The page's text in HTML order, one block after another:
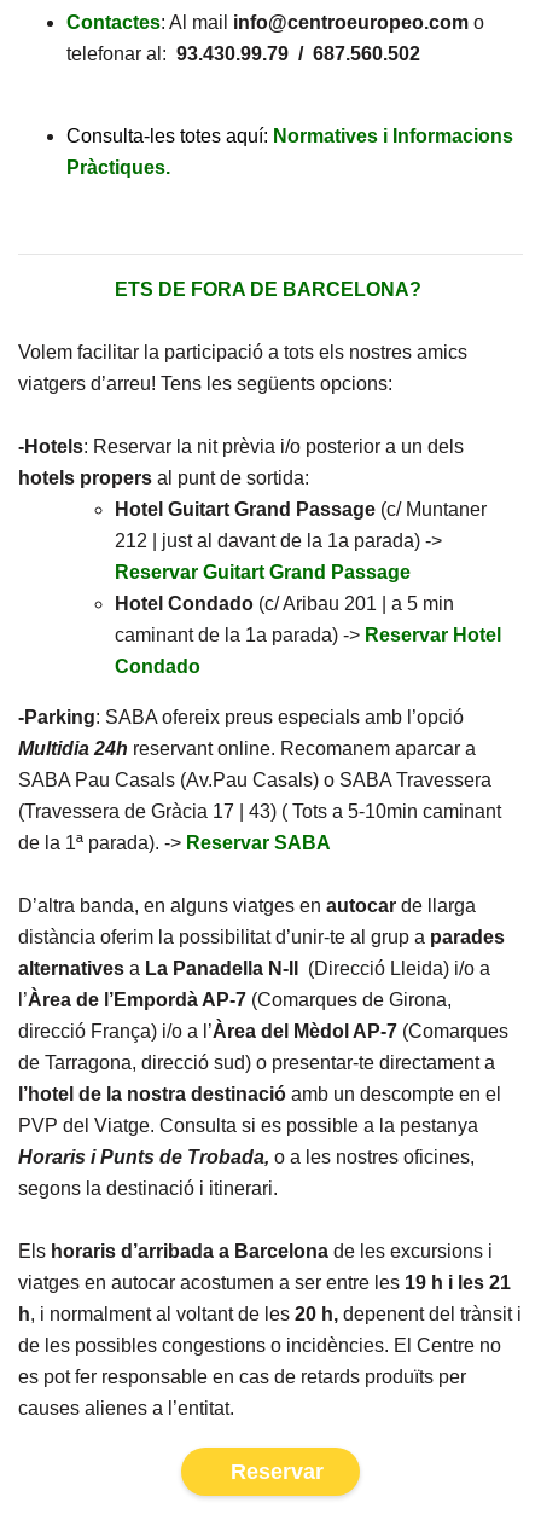
Reservar
Contactes: Al mail info@centroeuropeo.com o
telefonar al: 93.430.99.79 / 687.560.502
Consulta-les totes aquí: Normatives i Informacions
Pràctiques.
ETS DE FORA DE BARCELONA?
Volem facilitar la participació a tots els nostres amics
viatgers d’arreu! Tens les següents opcions:
-Hotels: Reservar la nit prèvia i/o posterior a un dels
hotels propers al punt de sortida:
Hotel Guitart Grand Passage (c/ Muntaner
212 | just al davant de la 1a parada) ->
Reservar Guitart Grand Passage
Hotel Condado (c/ Aribau 201 | a 5 min
caminant de la 1a parada) -> Reservar Hotel
Condado
-Parking: SABA ofereix preus especials amb l’opció
Multidia 24h reservant online. Recomanem aparcar a
SABA Pau Casals (Av.Pau Casals) o SABA Travessera
(Travessera de Gràcia 17 | 43) ( Tots a 5-10min caminant
de la 1ª parada). -> Reservar SABA
D’altra banda, en alguns viatges en autocar de llarga
distància oferim la possibilitat d’unir-te al grup a parades
alternatives a La Panadella N-II (Direcció Lleida) i/o a
l’Àrea de l’Empordà AP-7 (Comarques de Girona,
direcció França) i/o a l’Àrea del Mèdol AP-7 (Comarques
de Tarragona, direcció sud) o presentar-te directament a
l’hotel de la nostra destinació amb un descompte en el
PVP del Viatge. Consulta si es possible a la pestanya
Horaris i Punts de Trobada, o a les nostres oficines,
segons la destinació i itinerari.
Els horaris d’arribada a Barcelona de les excursions i
viatges en autocar acostumen a ser entre les 19 h i les 21
h, i normalment al voltant de les 20 h, depenent del trànsit i
de les possibles congestions o incidències. El Centre no
es pot fer responsable en cas de retards produïts per
causes alienes a l’entitat.